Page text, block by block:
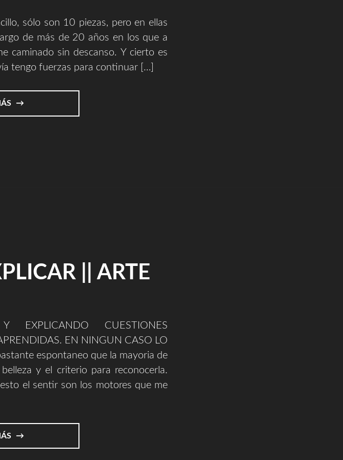
sólo son 10 piezas, pero en ellas
de más de 20 años en los que a
caminado sin descanso. Y cierto es
tengo fuerzas para continuar […]
"COMPLETA
ESTE
|| ARTE
EXPLICANDO CUESTIONES
EN NINGUN CASO LO
espontaneo que la mayoria de
y el criterio para reconocerla.
el sentir son los motores que me
"EXPRESAR
Y